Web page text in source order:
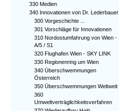
330 Medien
340 Innovationen von Dr. Lederbauer
300 Vorgeschichte ...
301 Vorschläge für Innovationen
310 Nordostumfahrung von Wien -
A/5 / S1
320 Flughafen Wien - SKY LINK
330 Regionenring um Wien
340 Überschwemmungen
Österreich
350 Überschwemmungen Weltweit
360
Umweltverträglichkeitsverfahren